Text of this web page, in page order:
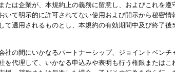
は企業が、本規約上の義務に留意し、およびこれを
て明示的に許可されてない使用および開示から秘密
適用されるものとし、本規約の有効期間中及び終了後
の間にいかなるパートナーシップ、ジョイントベン
代理して、いかなる申込みや表明も行う権限または